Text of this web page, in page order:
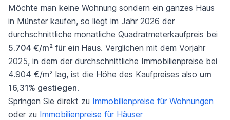
Möchte man keine Wohnung sondern ein ganzes Haus
in Münster kaufen, so liegt im Jahr 2026 der
durchschnittliche monatliche Quadratmeterkaufpreis bei
5.704 €/m² für ein Haus. Verglichen mit dem Vorjahr
2025, in dem der durchschnittliche Immobilienpreise bei
4.904 €/m² lag, ist die Höhe des Kaufpreises also um
16,31% gestiegen.
Springen Sie direkt zu Immobilienpreise für Wohnungen
oder zu Immobilienpreise für Häuser